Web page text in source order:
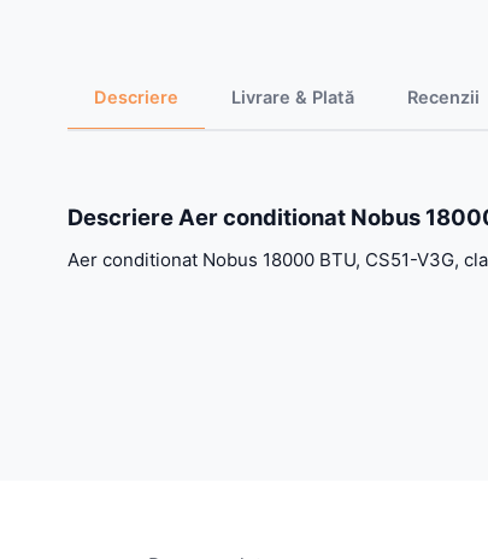
Descriere Livrare & Plată Recenzii
Descriere Aer conditionat Nobus
Aer conditionat Nobus 18000 BTU, CS51-V3G,